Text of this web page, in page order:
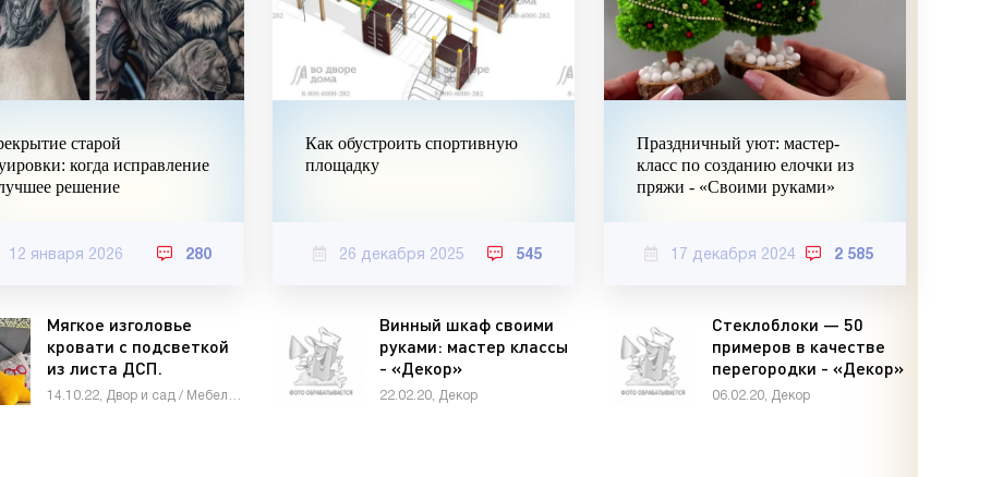
старой
когда исправление
решение
12 января 2026 280
Как обустроить спортивную
площадку
26 декабря 2025 545
Праздничный уют: мастер-
класс по созданию елочки из
пряжи - «Своими руками»
17 декабря 2024 2 585
Мягкое изголовье
кровати с подсветкой
из листа ДСП.
Делается на раз-два -
Винный шкаф своими
руками: мастер классы
- «Декор»
22.02.20, Декор
Стеклоблоки — 50
примеров в качестве
перегородки - «Декор»
06.02.20, Декор